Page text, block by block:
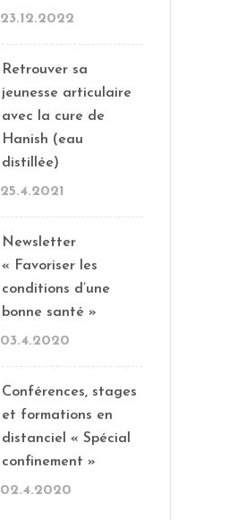
23.12.2022
Retrouver sa
jeunesse articulaire
avec la cure de
Hanish (eau
distillée)
25.4.2021
Newsletter
« Favoriser les
conditions d’une
bonne santé »
03.4.2020
Conférences, stages
et formations en
distanciel « Spécial
confinement »
02.4.2020